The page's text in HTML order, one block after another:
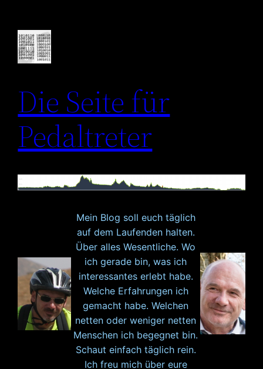
Inhalt
springen
Die Seite für
Pedaltreter
Mein Blog soll euch täglich
auf dem Laufenden halten.
Über alles Wesentliche. Wo
ich gerade bin, was ich
interessantes erlebt habe.
Welche Erfahrungen ich
gemacht habe. Welchen
netten oder weniger netten
Menschen ich begegnet bin.
Schaut einfach täglich rein.
Ich freu mich über eure